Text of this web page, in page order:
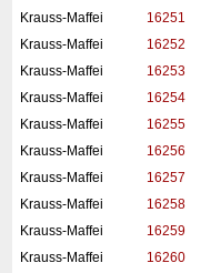
Krauss-Maffei
16251
Krauss-Maffei
16252
Krauss-Maffei
16253
Krauss-Maffei
16254
Krauss-Maffei
16255
Krauss-Maffei
16256
Krauss-Maffei
16257
Krauss-Maffei
16258
Krauss-Maffei
16259
Krauss-Maffei
16260